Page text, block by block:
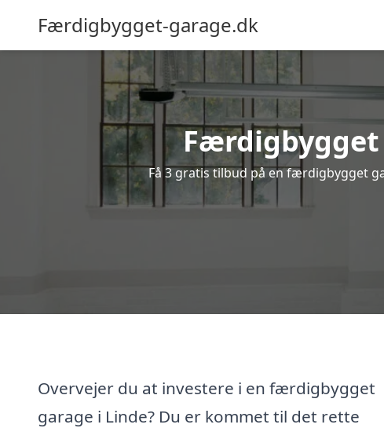
Færdigbygget-garage.dk
Færdigbygget
Få 3 gratis tilbud på en færdigbygget
Overvejer du at investere i en færdigbygget
garage i Linde? Du er kommet til det rette